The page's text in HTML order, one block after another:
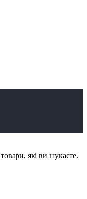
які ви шукаєте.